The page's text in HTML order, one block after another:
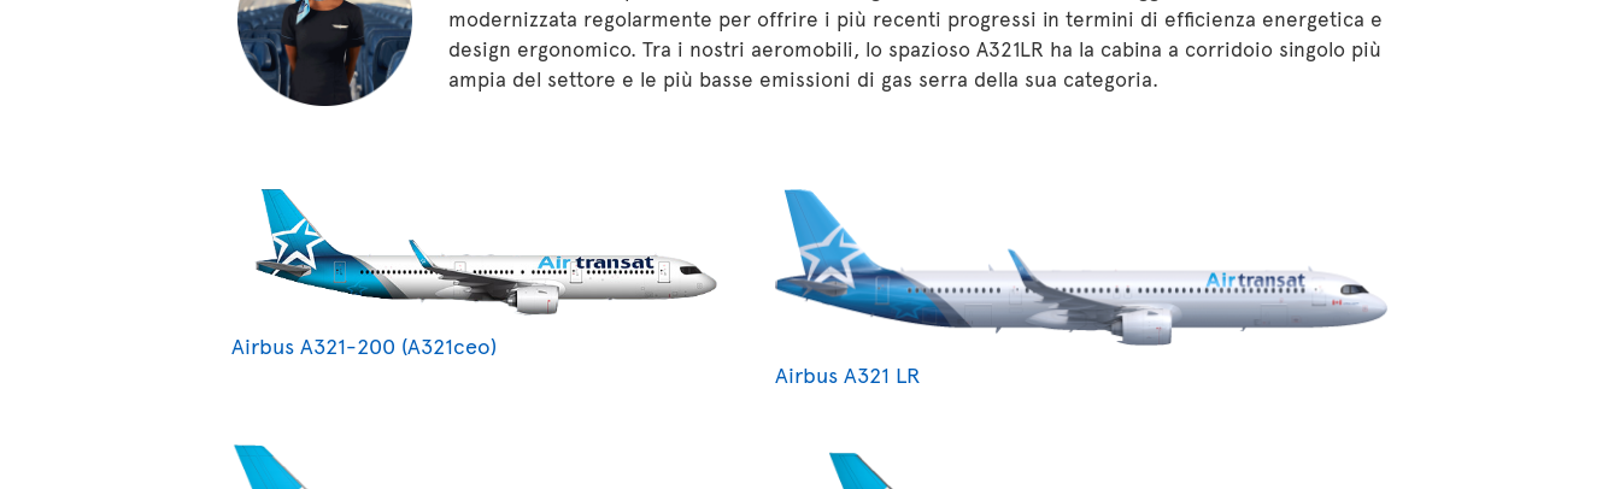
modernizzata regolarmente per offrire i più recenti progressi in termini di efficienza energetica e
design ergonomico. Tra i nostri aeromobili, lo spazioso A321LR ha la cabina a corridoio singolo più
ampia del settore e le più basse emissioni di gas serra della sua categoria.
Airbus A321-200 (A321ceo)
Airbus A321 LR